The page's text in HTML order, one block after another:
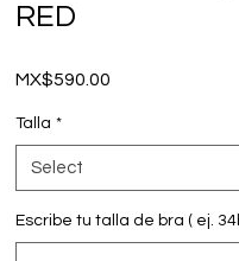
RED
MX$590.00
Talla *
Select
Escribe tu talla de bra ( ej.